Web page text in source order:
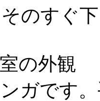
のすぐ
の外観
です。